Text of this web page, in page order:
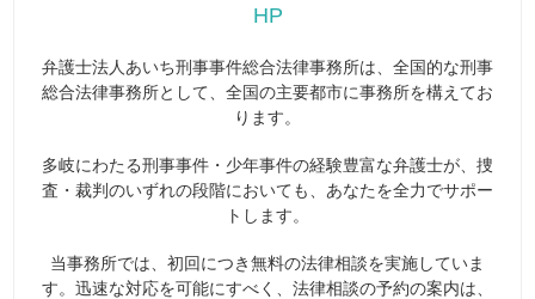
HP
弁護士法人あいち刑事事件総合法律事務所は、全国的な刑事
総合法律事務所として、全国の主要都市に事務所を構えてお
ります。
多岐にわたる刑事事件・少年事件の経験豊富な弁護士が、捜
査・裁判のいずれの段階においても、あなたを全力でサポー
トします。
当事務所では、初回につき無料の法律相談を実施していま
す。迅速な対応を可能にすべく、法律相談の予約の案内は、